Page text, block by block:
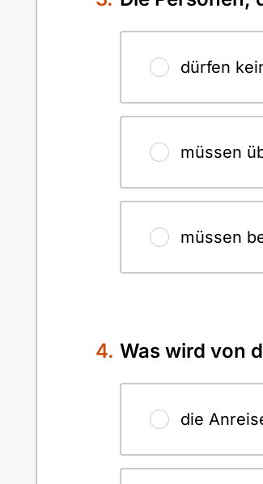
dürfen
müssen
müssen
Was wird von
die